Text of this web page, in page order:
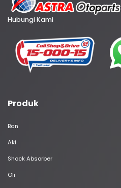
Hubungi Kami
Produk
Ban
Aki
Shock Absorber
Oli